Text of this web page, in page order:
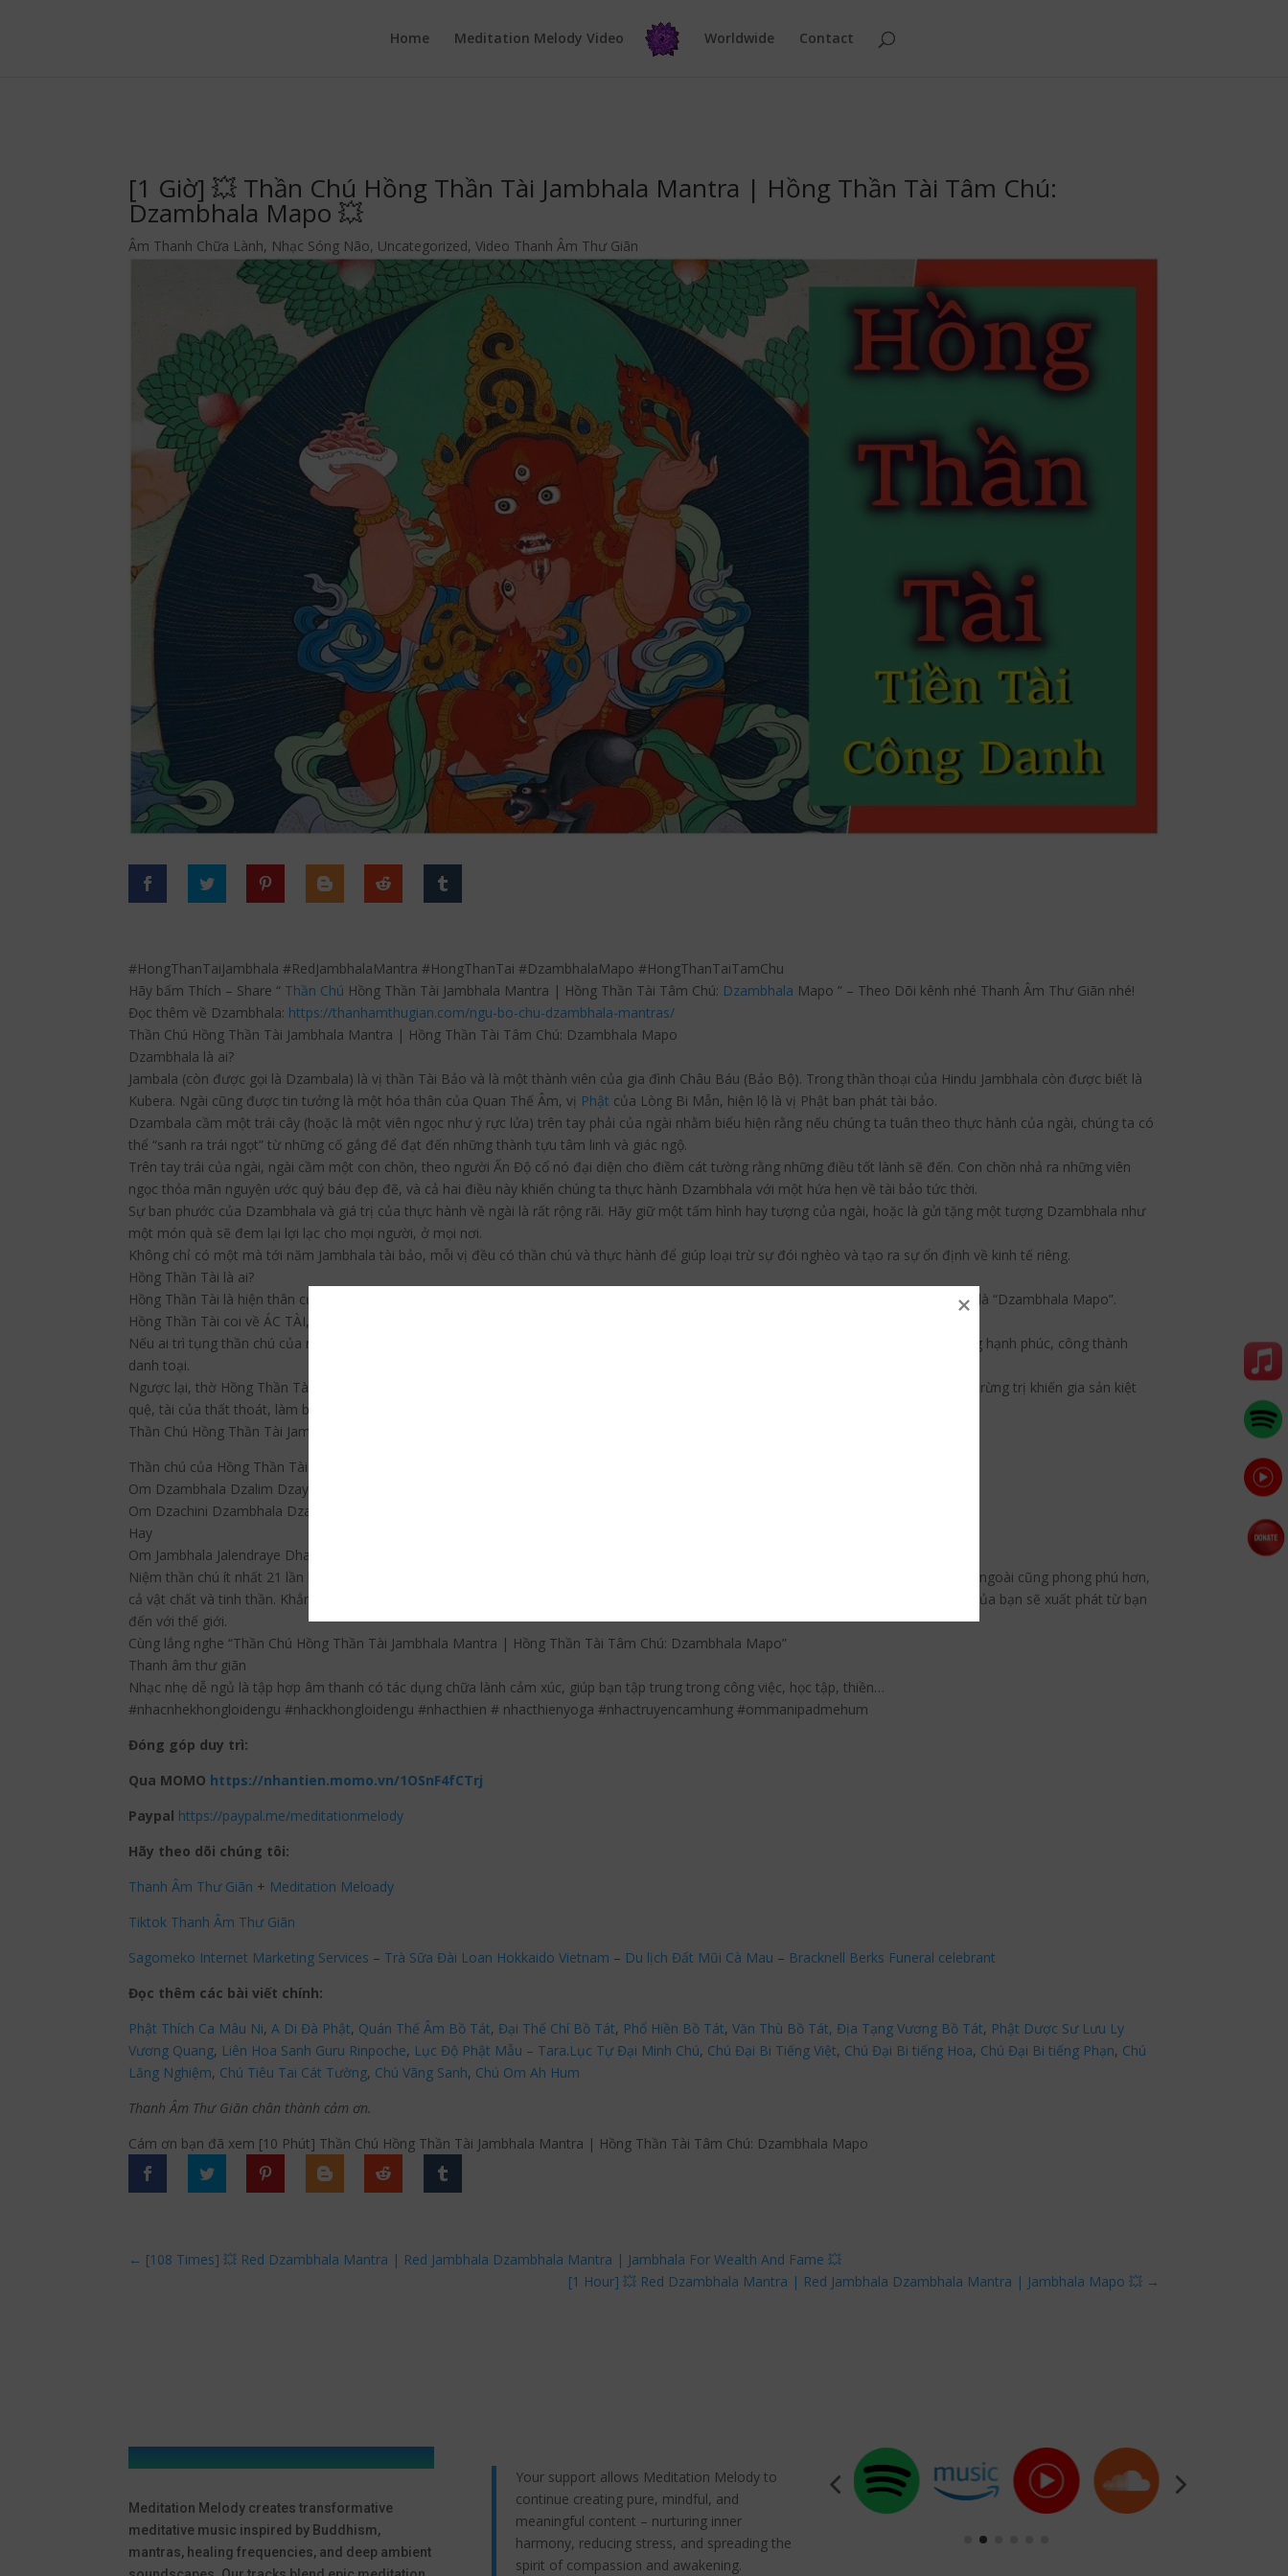
Home
Meditation Melody Video Worldwide Contact
[1 Giờ] 💥 Thần Chú Hồng Thần Tài Jambhala Mantra | Hồng Thần Tài Tâm Chú:
Dzambhala Mapo 💥
Âm Thanh Chữa Lành, Nhạc Sóng Não, Uncategorized,Video Thanh Âm Thư Giãn
#HongThanTaiJambhala #RedJambhalaMantra #HongThanTai #DzambhalaMapo #HongThanTaiTamChu
Hãy bấm Thích – Share “ Thần Chú Hồng Thần Tài Jambhala Mantra | Hồng Thần Tài Tâm Chú: Dzambhala Mapo ” – Theo Dõi kênh nhé Thanh Âm Thư Giãn nhé!
Đọc thêm về Dzambhala: https://thanhamthugian.com/ngu-bo-chu-dzambhala-mantras/
Thần Chú Hồng Thần Tài Jambhala Mantra | Hồng Thần Tài Tâm Chú: Dzambhala Mapo
Dzambhala là ai?
Jambala (còn được gọi là Dzambala) là vị thần Tài Bảo và là một thành viên của gia đình Châu Báu (Bảo Bộ). Trong thần thoại của Hindu Jambhala còn được biết là
Kubera. Ngài cũng được tin tưởng là một hóa thân của Quan Thế Âm, vị Phật của Lòng Bi Mẫn, hiện lộ là vị Phật ban phát tài bảo.
Dzambala cầm một trái cây (hoặc là một viên ngọc như ý rực lửa) trên tay phải của ngài nhằm biểu hiện rằng nếu chúng ta tuân theo thực hành của ngài, chúng ta có
thể “sanh ra trái ngọt” từ những cố gắng để đạt đến những thành tựu tâm linh và giác ngộ.
Trên tay trái của ngài, ngài cầm một con chồn, theo người Ấn Độ cổ nó đại diện cho điềm cát tường rằng những điều tốt lành sẽ đến. Con chồn nhả ra những viên
ngọc thỏa mãn nguyện ước quý báu đẹp đẽ, và cả hai điều này khiến chúng ta thực hành Dzambhala với một hứa hẹn về tài bảo tức thời.
Sự ban phước của Dzambhala và giá trị của thực hành về ngài là rất rộng rãi. Hãy giữ một tấm hình hay tượng của ngài, hoặc là gửi tặng một tượng Dzambhala như
một món quà sẽ đem lại lợi lạc cho mọi người, ở mọi nơi.
Không chỉ có một mà tới năm Jambhala tài bảo, mỗi vị đều có thần chú và thực hành để giúp loại trừ sự đói nghèo và tạo ra sự ổn định về kinh tế riêng.
Hồng Thần Tài là ai?
Hồng Thần Tài là hiện thân của Vajrasattva. Ngài có 2 mặt và bốn tay và cầm con chồn tài bảo trên tay trái. Tên tiếng Tây Tạng của ngài là “Dzambhala Mapo”.
Hồng Thần Tài coi về ÁC TÀI, giúp tiêu trừ các kẻ thù về tài, giúp gia chủ tăng thêm trí huệ minh mẫn và sáng suốt.
Nếu ai trì tụng thần chú của ngài một cách chân thành, người đó sẽ được ngài bảo vệ và giúp tài lộc thăng tiến, tài chính dư dả; cuộc sống hạnh phúc, công thành
danh toại.
Ngược lại, thờ Hồng Thần Tài để cầu tài lộc nhưng làm người gian ác, hãm hại người khác, sống chỉ biết lợi mình thì chắc chắn sẽ bị ngài trừng trị khiến gia sản kiệt
quệ, tài của thất thoát, làm bao nhiêu hết bấy nhiêu.
Thần Chú Hồng Thần Tài Jambhala Mantra | Hồng Thần Tài Tâm Chú: Dzambhala Mapo trong video này
Thần chú của Hồng Thần Tài:
Om Dzambhala Dzalim Dzaya Nama Mumei E She E
Om Dzachini Dzambhala Dzambhala Svaha.
Hay
Om Jambhala Jalendraye Dhanam Medehi Hrih Dakini Jambhala Sambhara Svaha
Niệm thần chú ít nhất 21 lần hoặc 108 lần bất cứ khi nào có thể. Bạn trở nên giàu có hơn về nguồn lực bên trong, dẫn đến nguồn lực bên ngoài cũng phong phú hơn,
cả vật chất và tinh thần. Khẳng định mối liên hệ của bạn với tất cả các dạng sống trong vũ trụ. Những mong muốn và nỗ lực chân thành của bạn sẽ xuất phát từ bạn
đến với thế giới.
Cùng lắng nghe “Thần Chú Hồng Thần Tài Jambhala Mantra | Hồng Thần Tài Tâm Chú: Dzambhala Mapo”
Thanh âm thư giãn
Nhạc nhẹ dễ ngủ là tập hợp âm thanh có tác dụng chữa lành cảm xúc, giúp bạn tập trung trong công việc, học tập, thiền…
#nhacnhekhongloidengu #nhackhongloidengu #nhacthien # nhacthienyoga #nhactruyencamhung #ommanipadmehum
Đóng góp duy trì:
Qua MOMO https://nhantien.momo.vn/1OSnF4fCTrj
Paypal https://paypal.me/meditationmelody
Hãy theo dõi chúng tôi:
Thanh Âm Thư Giãn + Meditation Meloady
Tiktok Thanh Âm Thư Giãn
Sagomeko Internet Marketing Services – Trà Sữa Đài Loan Hokkaido Vietnam – Du lịch Đất Mũi Cà Mau – Bracknell Berks Funeral celebrant
Đọc thêm các bài viết chính:
Phật Thích Ca Mâu Ni, A Di Đà Phật, Quán Thế Âm Bồ Tát, Đại Thế Chí Bồ Tát, Phổ Hiền Bồ Tát, Văn Thù Bồ Tát, Địa Tạng Vương Bồ Tát, Phật Dược Sư Lưu Ly
Vương Quang, Liên Hoa Sanh Guru Rinpoche, Lục Độ Phật Mẫu – Tara.Lục Tự Đại Minh Chú, Chú Đại Bi Tiếng Việt, Chú Đại Bi tiếng Hoa, Chú Đại Bi tiếng Phạn, Chú
Lăng Nghiệm, Chú Tiêu Tai Cát Tường, Chú Vãng Sanh, Chú Om Ah Hum
Thanh Âm Thư Giãn chân thành cảm ơn.
Cám ơn bạn đã xem [10 Phút] Thần Chú Hồng Thần Tài Jambhala Mantra | Hồng Thần Tài Tâm Chú: Dzambhala Mapo
← [108 Times] 💥 Red Dzambhala Mantra | Red Jambhala Dzambhala Mantra | Jambhala For Wealth And Fame 💥
[1 Hour] 💥 Red Dzambhala Mantra | Red Jambhala Dzambhala Mantra | Jambhala Mapo 💥→
Meditation Melody creates transformative
meditative music inspired by Buddhism,
mantras, healing frequencies, and deep ambient
Your support allows Meditation Melody to
continue creating pure, mindful, and
meaningful content – nurturing inner
harmony, reducing stress, and spreading the
spirit of compassion and awakening.